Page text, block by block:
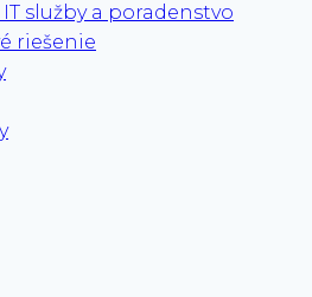
služby a poradenstvo
riešenie